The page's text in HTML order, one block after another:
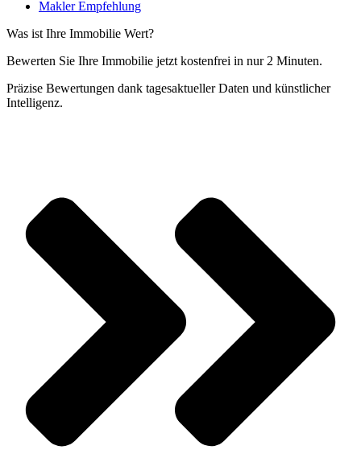
Makler Empfehlung
Was ist Ihre Immobilie Wert?
Bewerten Sie Ihre Immobilie jetzt kostenfrei in nur 2 Minuten.
Präzise Bewertungen dank tagesaktueller Daten und künstlicher
Intelligenz.